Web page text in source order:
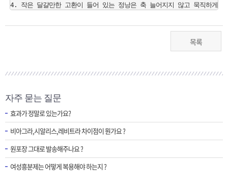
목록
자주 묻는 질문
효과가 정말로 있는가요?
비아그라,시알리스,레비트라 차이점이 뭔가요 ?
원포장 그대로 발송해주나요 ?
여성흥분제는 어떻게 복용해야 하는지 ?